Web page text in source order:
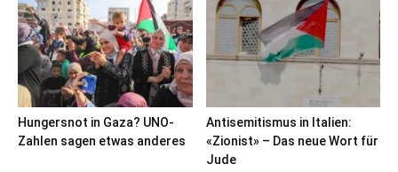
Hungersnot in Gaza? UNO-
Zahlen sagen etwas anderes
Antisemitismus in Italien:
«Zionist» – Das neue Wort für
Jude